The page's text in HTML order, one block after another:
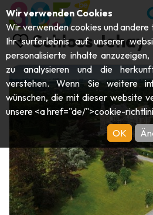
Abteien & Religiöse Monumente
Kunst
Handwerk & Know-how
Schlösser, Zitadellen & Belfriede
Garten, Parks & Naturstätten
Aquarien, Tierparks & Zoos
SICH
Touristen-& Kreuzfahrt-Schiffe
Draisinen & Touristenzüge
DIE BESTEN
Schloss Jehay
Wir verwenden Cookies
Wir verwenden cookies und
Ihr surferlebnis auf unserer
personalisierte inhalte
zu analysieren und die
verstehen. Wenn Sie weitere
wünschen, die mit dieser website
unsere <a href="de/">cookie-
OK